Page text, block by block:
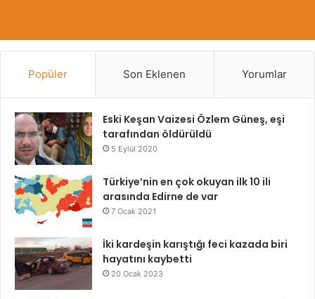
Popüler Son Eklenen Yorumlar
Eski Keşan Vaizesi Özlem Güneş, eşi
tarafından öldürüldü
5 Eylül 2020
Türkiye’nin en çok okuyan ilk 10 ili
arasında Edirne de var
7 Ocak 2021
İki kardeşin karıştığı feci kazada biri
hayatını kaybetti
20 Ocak 2023